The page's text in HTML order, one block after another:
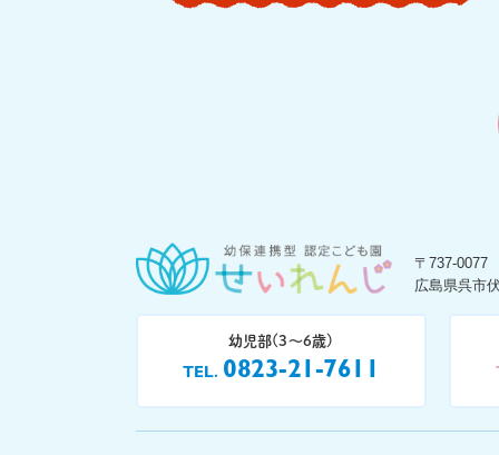
〒737-0077
広島県呉市
幼児部(3〜6歳)
TEL 0823-21-7611